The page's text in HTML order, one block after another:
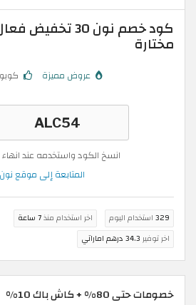
كود خصم نون 30
مختارة
عروض مميزة
انسخ الكود واستخدمه عند انهاء
المتابعة إلى موقع نون
329 استخدام اليوم اخر استخدام منذ7 ساعة
اخر توفير 34.3 درهم اماراتي
خصومات حتى 80% + كاش باك 10%